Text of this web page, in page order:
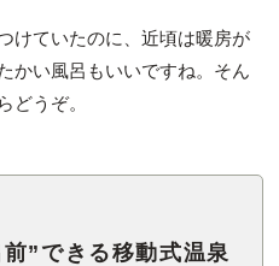
けていたのに、近頃は暖房が
かい風呂もいいですね。そん
どうぞ。
”できる移動式温泉